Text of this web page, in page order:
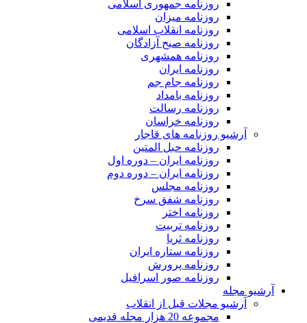
روزنامه جمهوری اسلامی
روزنامه میزان
روزنامه انقلاب اسلامی
روزنامه صبح آزادگان
روزنامه همشهری
روزنامه ایران
روزنامه جام جم
روزنامه بامداد
روزنامه رسالت
روزنامه خراسان
آرشیو روزنامه های قاجار
روزنامه حبل المتین
روزنامه ایران – دوره اول
روزنامه ایران – دوره دوم
روزنامه مجلس
روزنامه شفق سرخ
روزنامه اختر
روزنامه تربیت
روزنامه ثریا
روزنامه ستاره ایران
روزنامه پرورش
روزنامه صور اسرافیل
آرشیو مجله
آرشیو مجلات قبل از انقلاب
مجموعه 20 هزار مجله قدیمی